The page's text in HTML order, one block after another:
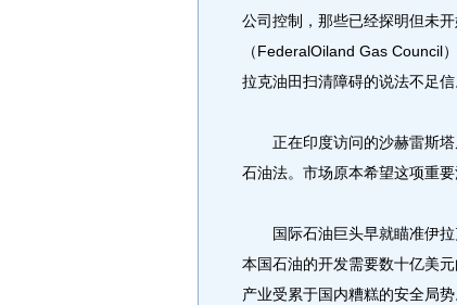
公司控制，那些已经探明但未
（FederalOiland Gas Council
拉克油田扫清障碍的说法不足信
正在印度访问的沙赫雷斯塔
石油法。市场原本希望这项重要
国际石油巨头早就瞄准伊拉
本国石油的开发需要数十亿美
产业受累于国内糟糕的安全局势